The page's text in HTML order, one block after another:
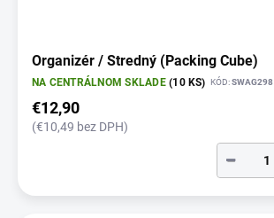
Organizér / Stredný (Packing Cube)
NA CENTRÁLNOM SKLADE(10 KS) KÓD:SWAG298
€12,90
(€10,49 bez DPH)
−